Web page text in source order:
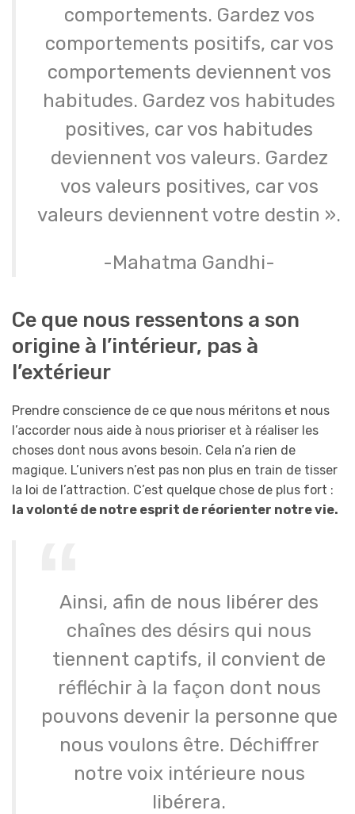
comportements. Gardez vos
comportements positifs, car vos
comportements deviennent vos
habitudes. Gardez vos habitudes
positives, car vos habitudes
deviennent vos valeurs. Gardez
vos valeurs positives, car vos
valeurs deviennent votre destin ».
-Mahatma Gandhi-
Ce que nous ressentons a son
origine à l’intérieur, pas à
l’extérieur
Prendre conscience de ce que nous méritons et nous
l’accorder nous aide à nous prioriser et à réaliser les
choses dont nous avons besoin. Cela n’a rien de
magique. L’univers n’est pas non plus en train de tisser
la loi de l’attraction. C’est quelque chose de plus fort :
la volonté de notre esprit de réorienter notre vie.
Ainsi, afin de nous libérer des
chaînes des désirs qui nous
tiennent captifs, il convient de
réfléchir à la façon dont nous
pouvons devenir la personne que
nous voulons être. Déchiffrer
notre voix intérieure nous
libérera.